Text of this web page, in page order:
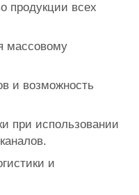
продукции всех
массовому
и возможность
при использовании
и